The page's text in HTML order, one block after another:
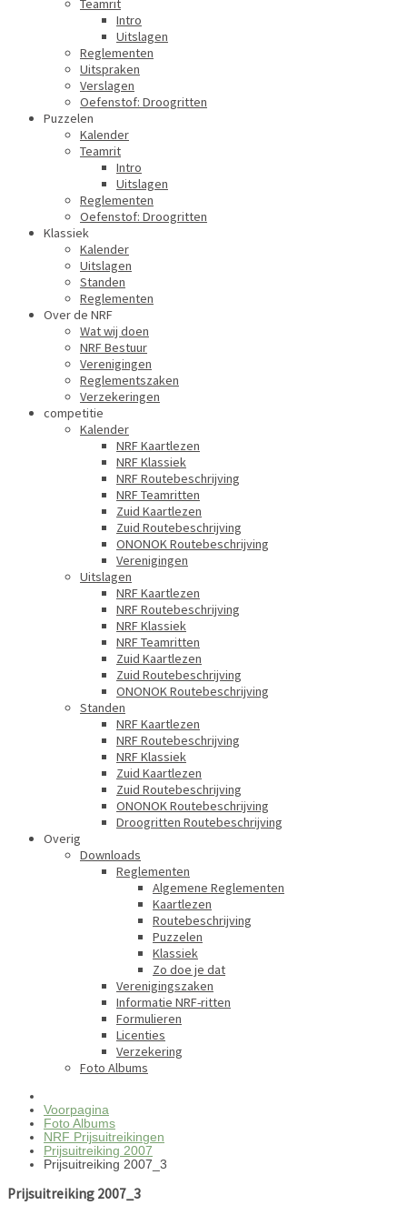
Teamrit
Intro
Uitslagen
Reglementen
Uitspraken
Verslagen
Oefenstof: Droogritten
Puzzelen
Kalender
Teamrit
Intro
Uitslagen
Reglementen
Oefenstof: Droogritten
Klassiek
Kalender
Uitslagen
Standen
Reglementen
Over de NRF
Wat wij doen
NRF Bestuur
Verenigingen
Reglementszaken
Verzekeringen
competitie
Kalender
NRF Kaartlezen
NRF Klassiek
NRF Routebeschrijving
NRF Teamritten
Zuid Kaartlezen
Zuid Routebeschrijving
ONONOK Routebeschrijving
Verenigingen
Uitslagen
NRF Kaartlezen
NRF Routebeschrijving
NRF Klassiek
NRF Teamritten
Zuid Kaartlezen
Zuid Routebeschrijving
ONONOK Routebeschrijving
Standen
NRF Kaartlezen
NRF Routebeschrijving
NRF Klassiek
Zuid Kaartlezen
Zuid Routebeschrijving
ONONOK Routebeschrijving
Droogritten Routebeschrijving
Overig
Downloads
Reglementen
Algemene Reglementen
Kaartlezen
Routebeschrijving
Puzzelen
Klassiek
Zo doe je dat
Verenigingszaken
Informatie NRF-ritten
Formulieren
Licenties
Verzekering
Foto Albums
Voorpagina
Foto Albums
NRF Prijsuitreikingen
Prijsuitreiking 2007
Prijsuitreiking 2007_3
Prijsuitreiking 2007_3